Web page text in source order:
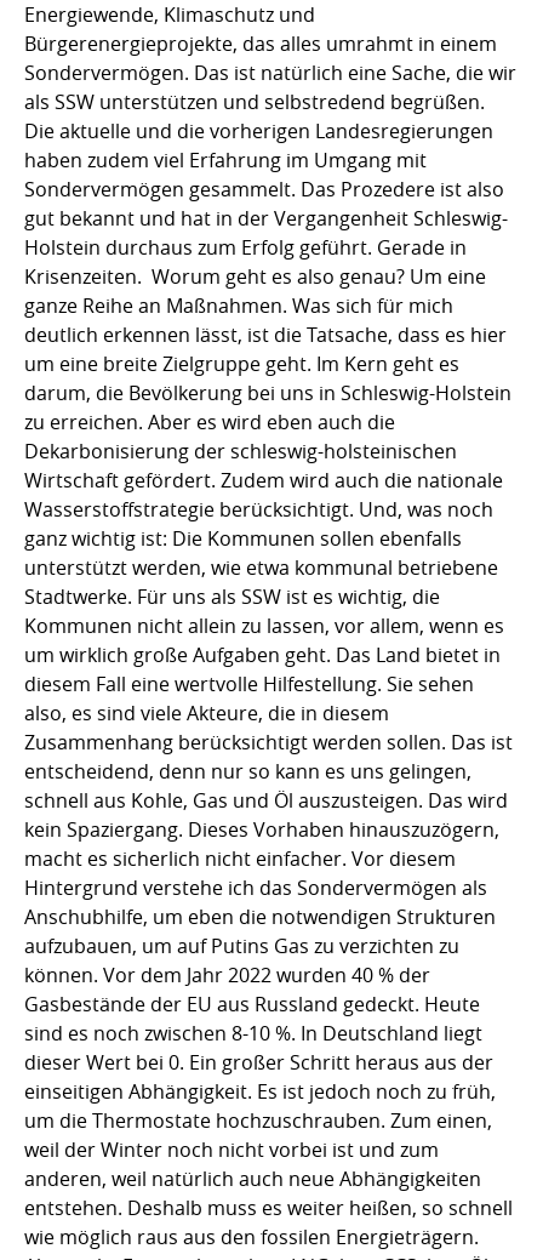
Energiewende, Klimaschutz und
Bürgerenergieprojekte, das alles umrahmt in einem
Sondervermögen. Das ist natürlich eine Sache, die wir
als SSW unterstützen und selbstredend begrüßen.
Die aktuelle und die vorherigen Landesregierungen
haben zudem viel Erfahrung im Umgang mit
Sondervermögen gesammelt. Das Prozedere ist also
gut bekannt und hat in der Vergangenheit Schleswig-
Holstein durchaus zum Erfolg geführt. Gerade in
Krisenzeiten. Worum geht es also genau? Um eine
ganze Reihe an Maßnahmen. Was sich für mich
deutlich erkennen lässt, ist die Tatsache, dass es hier
um eine breite Zielgruppe geht. Im Kern geht es
darum, die Bevölkerung bei uns in Schleswig-Holstein
zu erreichen. Aber es wird eben auch die
Dekarbonisierung der schleswig-holsteinischen
Wirtschaft gefördert. Zudem wird auch die nationale
Wasserstoffstrategie berücksichtigt. Und, was noch
ganz wichtig ist: Die Kommunen sollen ebenfalls
unterstützt werden, wie etwa kommunal betriebene
Stadtwerke. Für uns als SSW ist es wichtig, die
Kommunen nicht allein zu lassen, vor allem, wenn es
um wirklich große Aufgaben geht. Das Land bietet in
diesem Fall eine wertvolle Hilfestellung. Sie sehen
also, es sind viele Akteure, die in diesem
Zusammenhang berücksichtigt werden sollen. Das ist
entscheidend, denn nur so kann es uns gelingen,
schnell aus Kohle, Gas und Öl auszusteigen. Das wird
kein Spaziergang. Dieses Vorhaben hinauszuzögern,
macht es sicherlich nicht einfacher. Vor diesem
Hintergrund verstehe ich das Sondervermögen als
Anschubhilfe, um eben die notwendigen Strukturen
aufzubauen, um auf Putins Gas zu verzichten zu
können. Vor dem Jahr 2022 wurden 40 % der
Gasbestände der EU aus Russland gedeckt. Heute
sind es noch zwischen 8-10 %. In Deutschland liegt
dieser Wert bei 0. Ein großer Schritt heraus aus der
einseitigen Abhängigkeit. Es ist jedoch noch zu früh,
um die Thermostate hochzuschrauben. Zum einen,
weil der Winter noch nicht vorbei ist und zum
anderen, weil natürlich auch neue Abhängigkeiten
entstehen. Deshalb muss es weiter heißen, so schnell
wie möglich raus aus den fossilen Energieträgern.